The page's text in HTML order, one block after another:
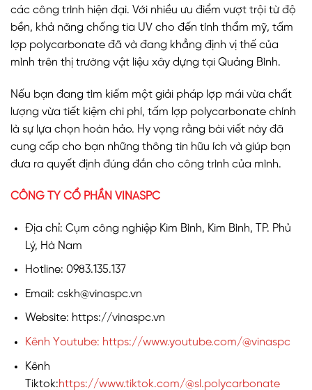
các công trình hiện đại. Với nhiều ưu điểm vượt trội từ độ
bền, khả năng chống tia UV cho đến tính thẩm mỹ, tấm
lợp polycarbonate đã và đang khẳng định vị thế của
mình trên thị trường vật liệu xây dựng tại Quảng Bình.
Nếu bạn đang tìm kiếm một giải pháp lợp mái vừa chất
lượng vừa tiết kiệm chi phí, tấm lợp polycarbonate chính
là sự lựa chọn hoàn hảo. Hy vọng rằng bài viết này đã
cung cấp cho bạn những thông tin hữu ích và giúp bạn
đưa ra quyết định đúng đắn cho công trình của mình.
CÔNG TY CỔ PHẦN VINASPC
Địa chỉ: Cụm công nghiệp Kim Bình, Kim Bình, TP. Phủ
Lý, Hà Nam
Hotline: 0983.135.137
Email: cskh@vinaspc.vn
Website: https://vinaspc.vn
Kênh Youtube: https://www.youtube.com/@vinaspc
Kênh
Tiktok:https://www.tiktok.com/@sl.polycarbonate